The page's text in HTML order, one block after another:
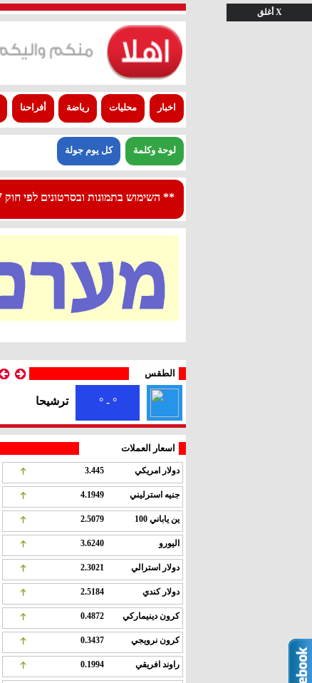
X أغلق
اخبار محليات رياضة أفراحنا
لوحة وكلمة كل يوم جولة
** השימוש בתמונות ובסרטונים לפי חוק 27א לפרסום - استعمال الصور والفيديوهات حسب قانون بند 27 أ لقانون النشر
الطقس
° - ° ترشيحا
اسعار العملات
دولار امريكي 3.445
جنيه استرليني 4.1949
ين ياباني 100 2.5079
اليورو 3.6240
دولار استرالي 2.3021
دولار كندي 2.5184
كرون دينيماركي 0.4872
كرون نرويجي 0.3437
راوند افريقي 0.1994